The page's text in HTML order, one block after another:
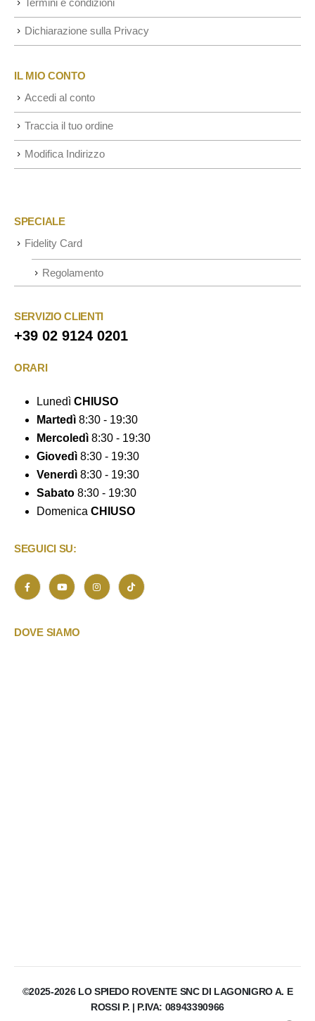
Dichiarazione sulla Privacy
IL MIO CONTO
Accedi al conto
Traccia il tuo ordine
Modifica Indirizzo
SPECIALE
Fidelity Card
Regolamento
SERVIZIO CLIENTI
+39 02 9124 0201
ORARI
Lunedì CHIUSO
Martedì 8:30 - 19:30
Mercoledì 8:30 - 19:30
Giovedì 8:30 - 19:30
Venerdì 8:30 - 19:30
Sabato 8:30 - 19:30
Domenica CHIUSO
SEGUICI SU:
DOVE SIAMO
©2025-2026 LO SPIEDO ROVENTE SNC DI LAGONIGRO A. E
ROSSI P. | P.IVA: 08943390966